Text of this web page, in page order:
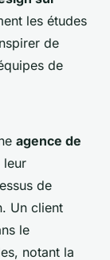
les études
de
de
agence de
leur
de
Un client
le
notant la